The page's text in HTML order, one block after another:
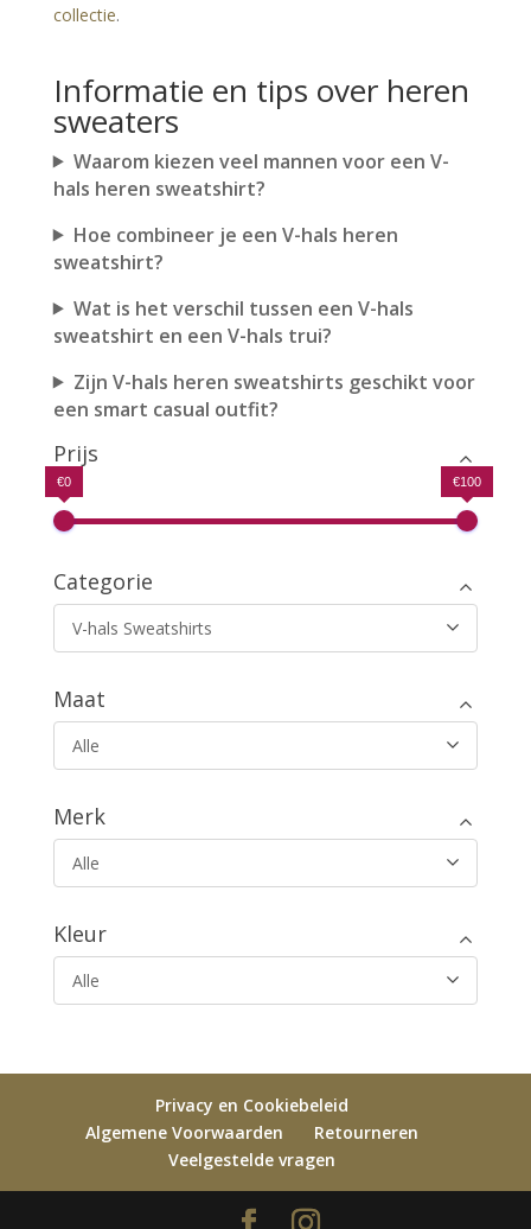
collectie.
Informatie en tips over heren
sweaters
Waarom kiezen veel mannen voor een V-
hals heren sweatshirt?
Hoe combineer je een V-hals heren
sweatshirt?
Wat is het verschil tussen een V-hals
sweatshirt en een V-hals trui?
Zijn V-hals heren sweatshirts geschikt voor
een smart casual outfit?
Prijs
€0 €100
Categorie
V-hals Sweatshirts
Maat
Alle
Merk
Alle
Kleur
Alle
Privacy en Cookiebeleid
Algemene Voorwaarden
Retourneren
Veelgestelde vragen